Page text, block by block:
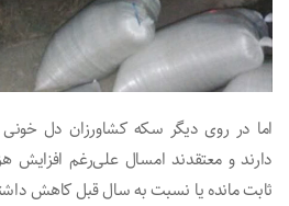
اما در روی دیگر سکه کشاورزان دل
دارند و معتقدند امسال علی‌رغم افزایش
ثابت مانده یا نسبت به سال قبل کاهش